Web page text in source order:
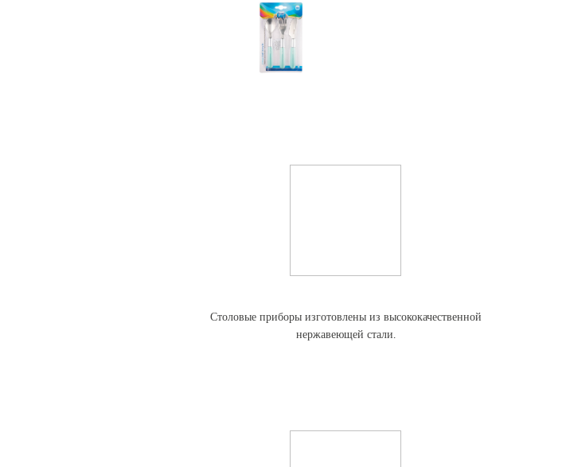
Столовые приборы изготовлены из высококачественной
нержавеющей стали.